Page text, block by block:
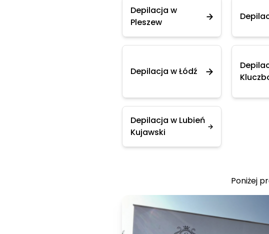
Depilacja w
Pleszew
Depilacja w Łódź
Depilacja w Lubień
Kujawski
Poniżej